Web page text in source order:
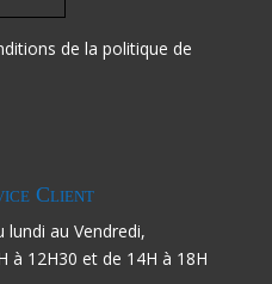
de la politique de
Client
lundi au Vendredi,
à 12H30 et de 14H à 18H